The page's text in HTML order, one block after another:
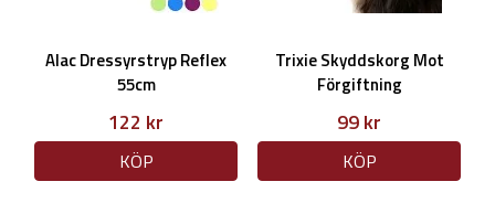
Alac Dressyrstryp Reflex
55cm
122 kr
KÖP
Trixie Skyddskorg Mot
Förgiftning
99 kr
KÖP